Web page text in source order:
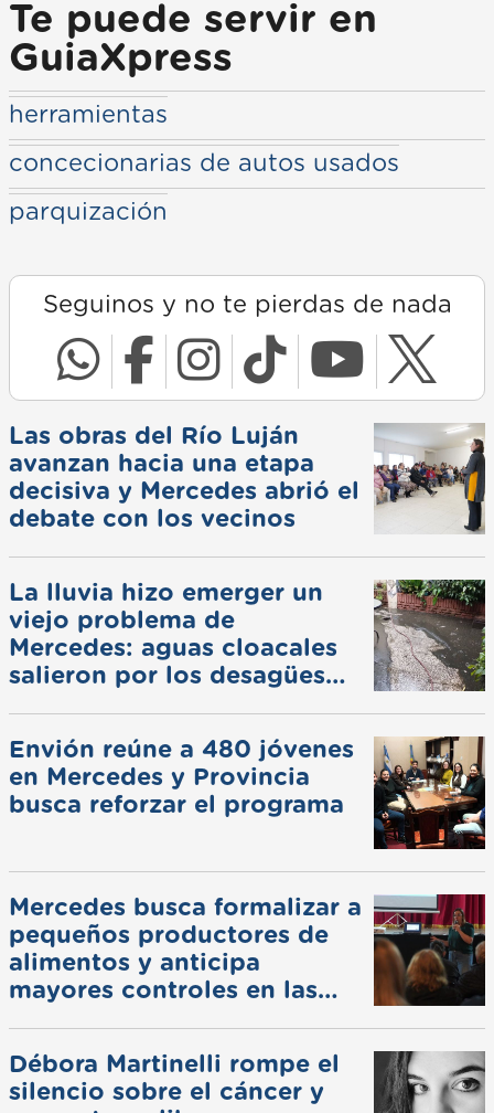
Te puede servir en
GuiaXpress
herramientas
concecionarias de autos usados
parquización
Seguinos y no te pierdas de nada
Las obras del Río Luján
avanzan hacia una etapa
decisiva y Mercedes abrió el
debate con los vecinos
La lluvia hizo emerger un
viejo problema de
Mercedes: aguas cloacales
salieron por los desagües
Envión reúne a 480 jóvenes
en Mercedes y Provincia
busca reforzar el programa
Mercedes busca formalizar a
pequeños productores de
alimentos y anticipa
mayores controles en las
Débora Martinelli rompe el
silencio sobre el cáncer y